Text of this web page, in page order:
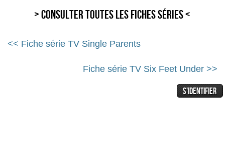
> Consulter toutes les fiches séries <
<< Fiche série TV Single Parents
Fiche série TV Six Feet Under >>